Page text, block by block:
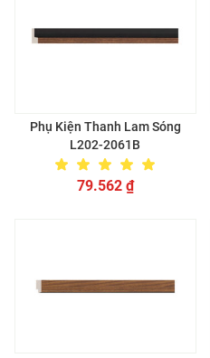
Phụ Kiện Thanh Lam Sóng
L202-2061B
79.562 ₫